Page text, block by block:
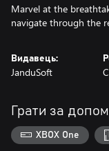
Marvel at the
navigate through the
Видавець:
JanduSoft
Грати за
XBOX One